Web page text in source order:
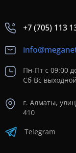
+7 (705) 113
Пн-Пт с 09:00
Сб-Вс выходной
г. Алматы,
410
Telegram